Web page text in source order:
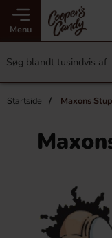
Menu
Startside Maxons